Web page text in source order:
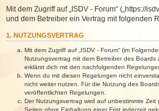
Mit dem Zugriff auf „ISDV - Forum“ („https://
und dem Betreiber ein Vertrag mit folgenden
1. NUTZUNGSVERTRAG
Mit dem Zugriff auf „ISDV - Forum“ (im
Nutzungsvertrag mit dem Betreiber des Boards
erklärst dich mit den nachfolgenden
Wenn du mit diesen Regelungen nicht
nicht weiter nutzen. Für die Nutzung des
veröffentlichten Regelungen.
Der Nutzungsvertrag wird auf unbestimmte
Seiten ohne Einhaltung einer Frist jederzeit